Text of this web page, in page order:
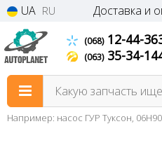
UA RU Доставка и
(068)12-44-
(063)35-34-
Какую запчасть
Например: насос ГУР Туксон,